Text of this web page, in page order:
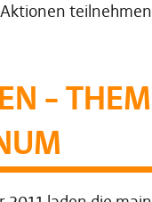
–